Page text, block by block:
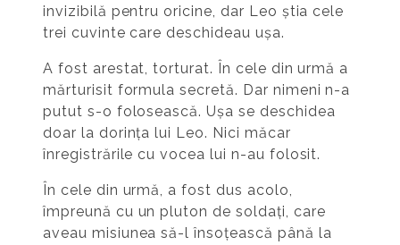
invizibilă pentru oricine, dar Leo știa cele
trei cuvinte care deschideau ușa.
A fost arestat, torturat. În cele din urmă a
mărturisit formula secretă. Dar nimeni n-a
putut s-o folosească. Ușa se deschidea
doar la dorința lui Leo. Nici măcar
înregistrările cu vocea lui n-au folosit.
În cele din urmă, a fost dus acolo,
împreună cu un pluton de soldați, care
aveau misiunea să-l însoțească până la